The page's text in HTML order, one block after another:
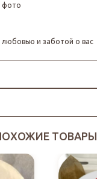
фото
любовью и заботой о вас
ТОВАРЫ